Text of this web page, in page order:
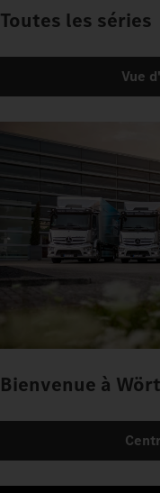
Toutes les séries
Vue
Bienvenue à